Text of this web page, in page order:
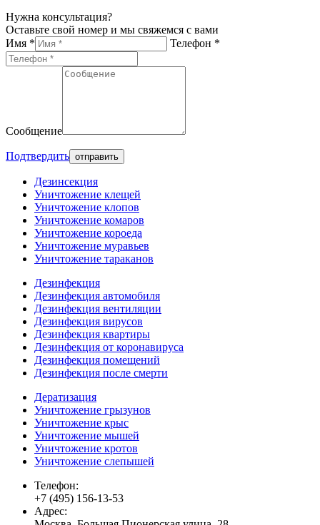
Нужна консультация?
Оставьте свой номер и мы свяжемся с вами
Имя *
Телефон *
Сообщение
Подтвердить
Дезинсекция
Уничтожение клещей
Уничтожение клопов
Уничтожение комаров
Уничтожение короеда
Уничтожение муравьев
Уничтожение тараканов
Дезинфекция
Дезинфекция автомобиля
Дезинфекция вентиляции
Дезинфекция вирусов
Дезинфекция квартиры
Дезинфекция от коронавируса
Дезинфекция помещений
Дезинфекция после смерти
Дератизация
Уничтожение грызунов
Уничтожение крыс
Уничтожение мышей
Уничтожение кротов
Уничтожение слепышей
Телефон:
+7 (495) 156-13-53
Адрес: